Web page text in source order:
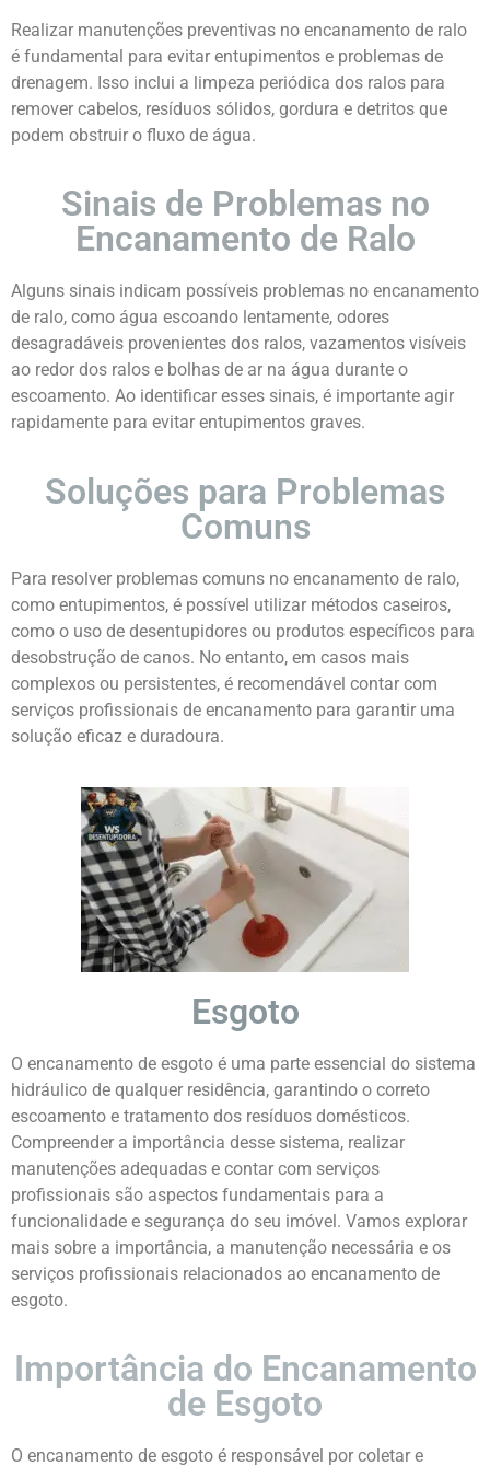
Realizar manutenções preventivas no encanamento de ralo
é fundamental para evitar entupimentos e problemas de
drenagem. Isso inclui a limpeza periódica dos ralos para
remover cabelos, resíduos sólidos, gordura e detritos que
podem obstruir o fluxo de água.
Sinais de Problemas no
Encanamento de Ralo
Alguns sinais indicam possíveis problemas no encanamento
de ralo, como água escoando lentamente, odores
desagradáveis provenientes dos ralos, vazamentos visíveis
ao redor dos ralos e bolhas de ar na água durante o
escoamento. Ao identificar esses sinais, é importante agir
rapidamente para evitar entupimentos graves.
Soluções para Problemas
Comuns
Para resolver problemas comuns no encanamento de ralo,
como entupimentos, é possível utilizar métodos caseiros,
como o uso de desentupidores ou produtos específicos para
desobstrução de canos. No entanto, em casos mais
complexos ou persistentes, é recomendável contar com
serviços profissionais de encanamento para garantir uma
solução eficaz e duradoura.
Esgoto
O encanamento de esgoto é uma parte essencial do sistema
hidráulico de qualquer residência, garantindo o correto
escoamento e tratamento dos resíduos domésticos.
Compreender a importância desse sistema, realizar
manutenções adequadas e contar com serviços
profissionais são aspectos fundamentais para a
funcionalidade e segurança do seu imóvel. Vamos explorar
mais sobre a importância, a manutenção necessária e os
serviços profissionais relacionados ao encanamento de
esgoto.
Importância do Encanamento
de Esgoto
O encanamento de esgoto é responsável por coletar e